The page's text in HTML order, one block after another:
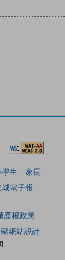
生
家長
電子報
產權政策
網站設計